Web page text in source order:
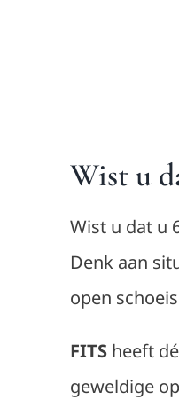
Wist u
Wist u dat u
Denk aan
open
FITSheeft
geweldige